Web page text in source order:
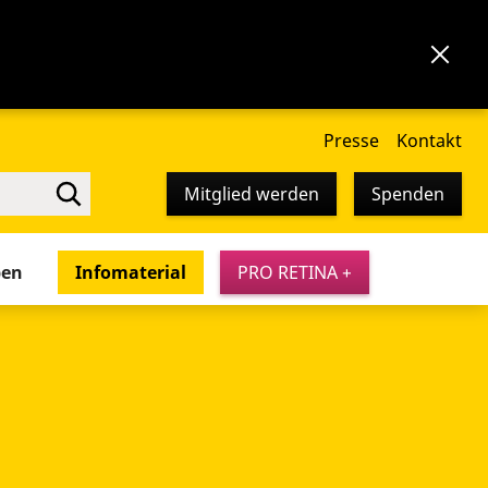
Presse Kontakt
Mitglied werden Spenden
Infomaterial PRO RETINA +